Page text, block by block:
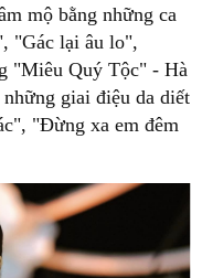
mộ bằng những ca
"Gác lại âu lo",
"Miêu Quý Tộc" - Hà
giai điệu da diết
"Đừng xa em đêm